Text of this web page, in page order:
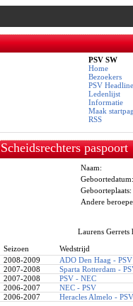
PSV SW
Home
Bezoekers
PSV
Ledenlijst
Informatie
Maak
RSS
Scheidsrechters paspoort
Naam:
Geboortedatum:
Geboorteplaats:
Andere
Laurens Gerrets
Seizoen
Wedstrijd
2008-2009
ADO Den Haag - PSV
2007-2008
Sparta Rotterdam -
2007-2008
PSV - NEC
2006-2007
NEC - PSV
2006-2007
Heracles Almelo - PSV